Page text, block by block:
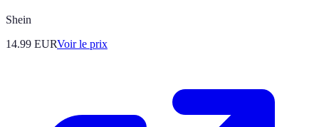
Shein
14.99 EURVoir le prix